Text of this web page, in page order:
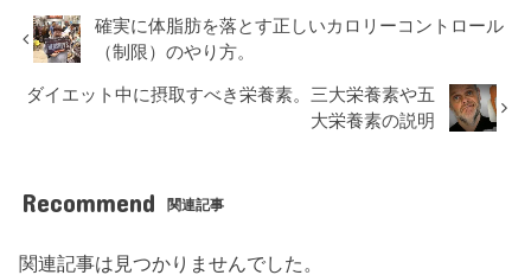
確実に体脂肪を落とす正しいカロリーコントロール
（制限）のやり方。
ダイエット中に摂取すべき栄養素。三大栄養素や五
大栄養素の説明
Recommend 関連記事
関連記事は見つかりませんでした。